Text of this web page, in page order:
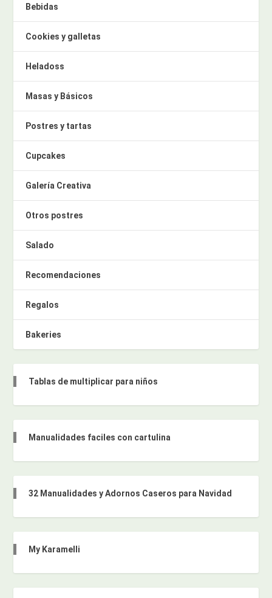
Bebidas
Cookies y galletas
Heladoss
Masas y Básicos
Postres y tartas
Cupcakes
Galería Creativa
Otros postres
Salado
Recomendaciones
Regalos
Bakeries
Tablas de multiplicar para niños
Manualidades faciles con cartulina
32 Manualidades y Adornos Caseros para Navidad
My Karamelli